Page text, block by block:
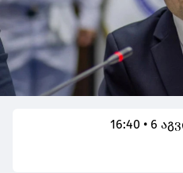
16:40 • 6